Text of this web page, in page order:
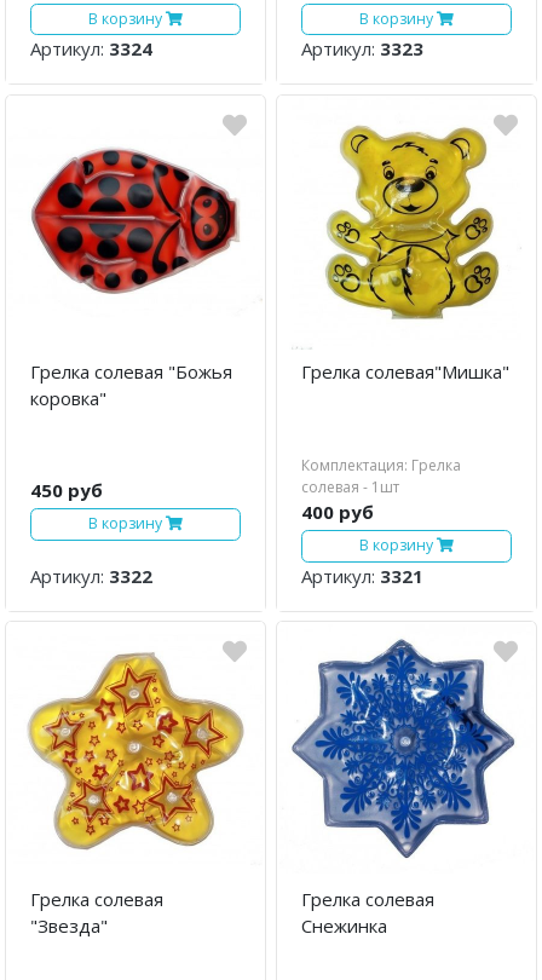
В корзину
Артикул: 3324
В корзину
Артикул: 3323
Грелка солевая "Божья
коровка"
450 руб
В корзину
Артикул: 3322
Грелка солевая"Мишка"
Комплектация: Грелка
солевая - 1шт
400 руб
В корзину
Артикул: 3321
Грелка солевая
"Звезда"
Грелка солевая
Снежинка